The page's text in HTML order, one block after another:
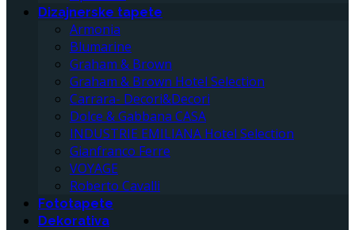
Dizajnerske tapete
Armonia
Blumarine
Graham & Brown
Graham & Brown Hotel Selection
Carrara- Decori&Decori
Dolce & Gabbana CASA
INDUSTRIE EMILIANA Hotel Selection
Gianfranco Ferre
VOYAGE
Roberto Cavalli
Fototapete
Dekorativa